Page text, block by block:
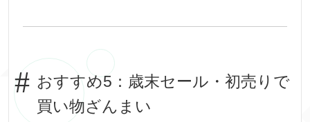
おすすめ5：歳末セール・初売りで
買い物ざんまい